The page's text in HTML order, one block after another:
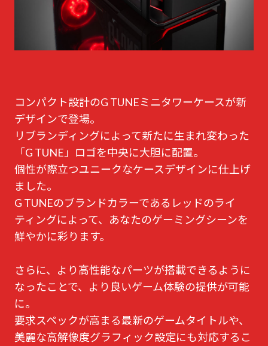
コンパクト設計のG TUNEミニタワーケースが新
デザインで登場。
リブランディングによって新たに生まれ変わった
「G TUNE」ロゴを中央に大胆に配置。
個性が際立つユニークなケースデザインに仕上げ
ました。
G TUNEのブランドカラーであるレッドのライ
ティングによって、あなたのゲーミングシーンを
鮮やかに彩ります。
さらに、より高性能なパーツが搭載できるように
なったことで、より良いゲーム体験の提供が可能
に。
要求スペックが高まる最新のゲームタイトルや、
美麗な高解像度グラフィック設定にも対応するこ